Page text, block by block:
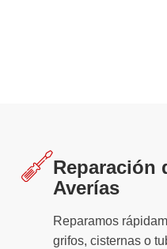
Reparación
Averías
Reparamos
grifos, cisternas o